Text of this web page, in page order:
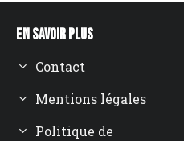
En savoir plus
Contact
Mentions légales
Politique de